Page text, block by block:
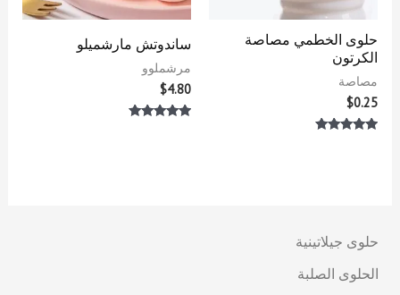
حلوى جيلاتينية
الحلوى الصلبة
حلوى الخطمي مصاصة
الكرتون
مصاصة
$0.25
ساندوتش مارشميلو
مرشملوو
$4.80